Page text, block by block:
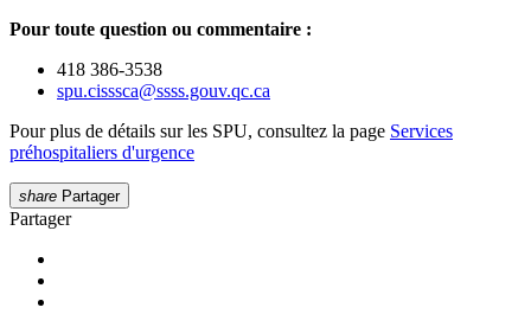
Pour toute question ou commentaire :
418 386-3538
spu.cisssca@ssss.gouv.qc.ca
Pour plus de détails sur les SPU, consultez la page Services
préhospitaliers d'urgence
share Partager
Partager